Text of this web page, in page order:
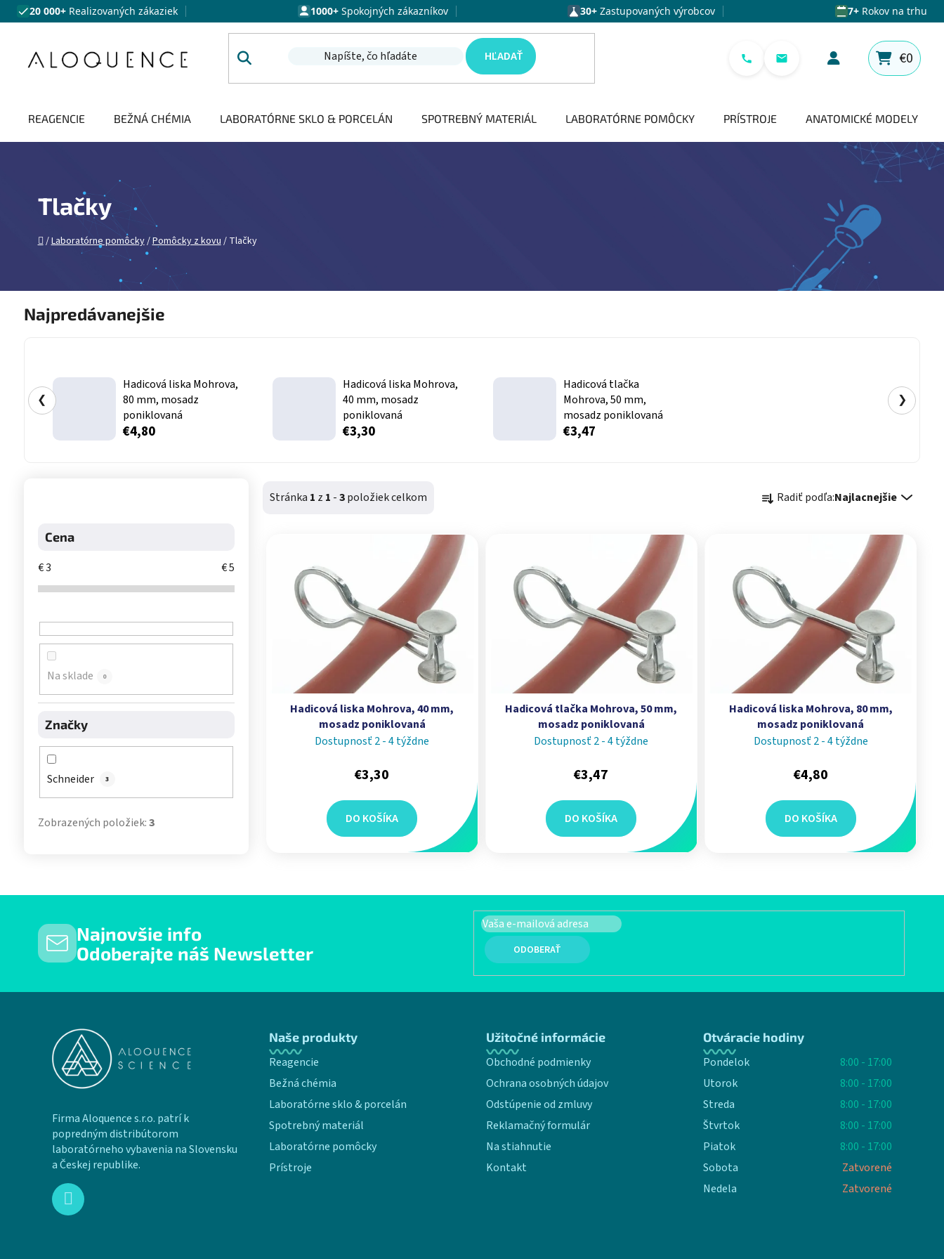
Prejsť na obsah
20 000+ Realizovaných zákaziek 1000+Spokojných zákazníkov 30+ Zastupovaných výrobcov 7+Rokov na trhu
HĽADAŤ
NÁKUPNÝ
€0
REAGENCIE BEŽNÁ CHÉMIA LABORATÓRNE SKLO & PORCELÁN SPOTREBNÝ MATERIÁL LABORATÓRNE POMÔCKY PRÍSTROJE ANATOMICKÉ MODELY
Tlačky
Domov
/Laboratórne pomôcky/Pomôcky z kovu/ Tlačky
Najpredávanejšie
Hadicová liska Mohrova,
80 mm, mosadz
poniklovaná
€4,80
Hadicová liska Mohrova,
40 mm, mosadz
poniklovaná
€3,30
Hadicová tlačka
Mohrova, 50 mm,
mosadz poniklovaná
€3,47
❮ ❯
Cena
€3 €5
Na sklade 0
Značky
Schneider 3
Zobrazených položiek:3
Stránka 1 z 1 -3položiek celkom Radiť podľa:Najlacnejšie
Hadicová liska Mohrova, 40 mm,
mosadz poniklovaná
Dostupnosť 2 - 4 týždne
€3,30
DO KOŠÍKA
Hadicová tlačka Mohrova, 50 mm,
mosadz poniklovaná
Dostupnosť 2 - 4 týždne
€3,47
DO KOŠÍKA
Hadicová liska Mohrova, 80 mm,
mosadz poniklovaná
Dostupnosť 2 - 4 týždne
€4,80
DO KOŠÍKA
Najnovšie info
Odoberajte náš Newsletter
PRIHLÁSIŤ SA
Firma Aloquence s.r.o. patrí k
popredným distribútorom
laboratórneho vybavenia na Slovensku
a Českej republike.
Naše produkty
Reagencie
Bežná chémia
Laboratórne sklo & porcelán
Spotrebný materiál
Laboratórne pomôcky
Prístroje
Užitočné informácie
Obchodné podmienky
Ochrana osobných údajov
Odstúpenie od zmluvy
Reklamačný formulár
Na stiahnutie
Kontakt
Otváracie hodiny
Pondelok
8:00 - 17:00
Utorok
8:00 - 17:00
Streda
8:00 - 17:00
Štvrtok
8:00 - 17:00
Piatok
8:00 - 17:00
Sobota
Zatvorené
Nedela
Zatvorené